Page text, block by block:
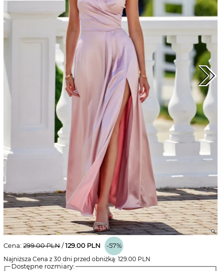
WEDŁUG KOLORU
Cena:299.00PLN /129.00 PLN
-57%
Najniższa Cena z 30 dni przed obniżką:129.00 PLN
Dostępne rozmiary: